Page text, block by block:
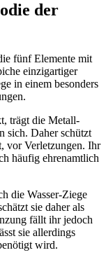
der
fünf Elemente mit
einzigartiger
in einem besonders
trägt die Metall-
sich. Daher schützt
vor Verletzungen. Ihr
häufig ehrenamtlich
die Wasser-Ziege
sie daher als
fällt ihr jedoch
sie allerdings
wird.